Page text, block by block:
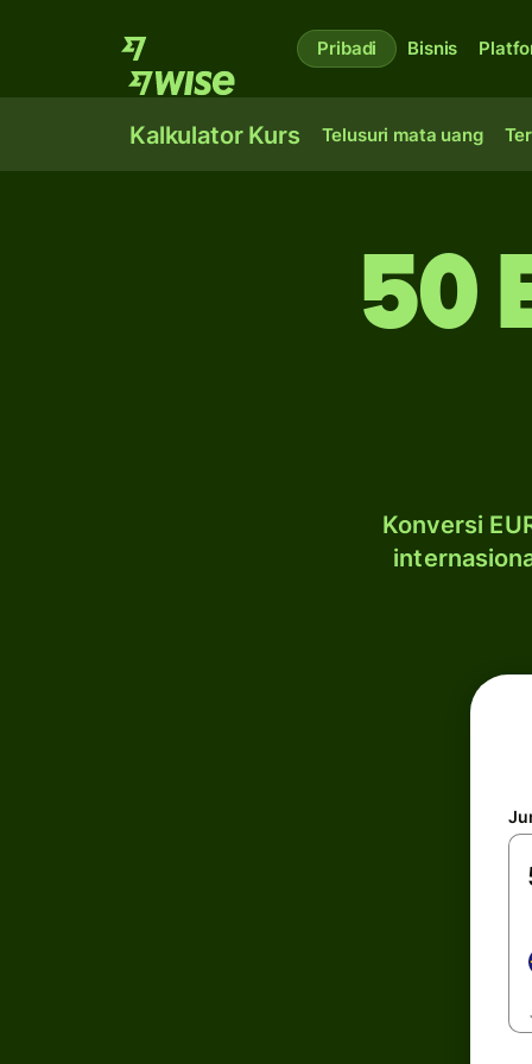
Pribadi Bisnis
Kalkulator Kurs Telusuri mata uang
50
Konversi